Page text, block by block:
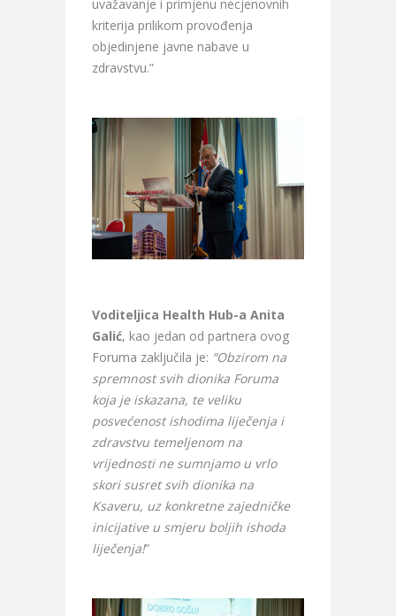
uvažavanje i primjenu necjenovnih
kriterija prilikom provođenja
objedinjene javne nabave u
zdravstvu.”
Voditeljica Health Hub-a Anita
Galić, kao jedan od partnera ovog
Foruma zaključila je: “Obzirom na
spremnost svih dionika Foruma
koja je iskazana, te veliku
posvećenost ishodima liječenja i
zdravstvu temeljenom na
vrijednosti ne sumnjamo u vrlo
skori susret svih dionika na
Ksaveru, uz konkretne zajedničke
inicijative u smjeru boljih ishoda
liječenja!”